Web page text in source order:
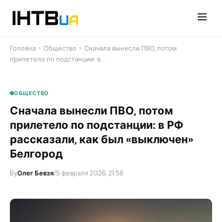
Головна › Общество › Сначала вынесли ПВО, потом
прилетело по подстанции: в…
ОБЩЕСТВО
Сначала вынесли ПВО, потом
прилетело по подстанции: в РФ
рассказали, как был «выключен»
Белгород
ByОлег Бевзя/5 февраля 2026, 21:58